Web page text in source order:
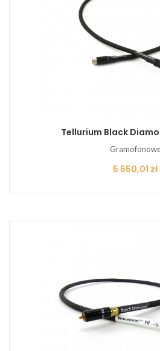
Tellurium Black
Cena
5 650,01 zł